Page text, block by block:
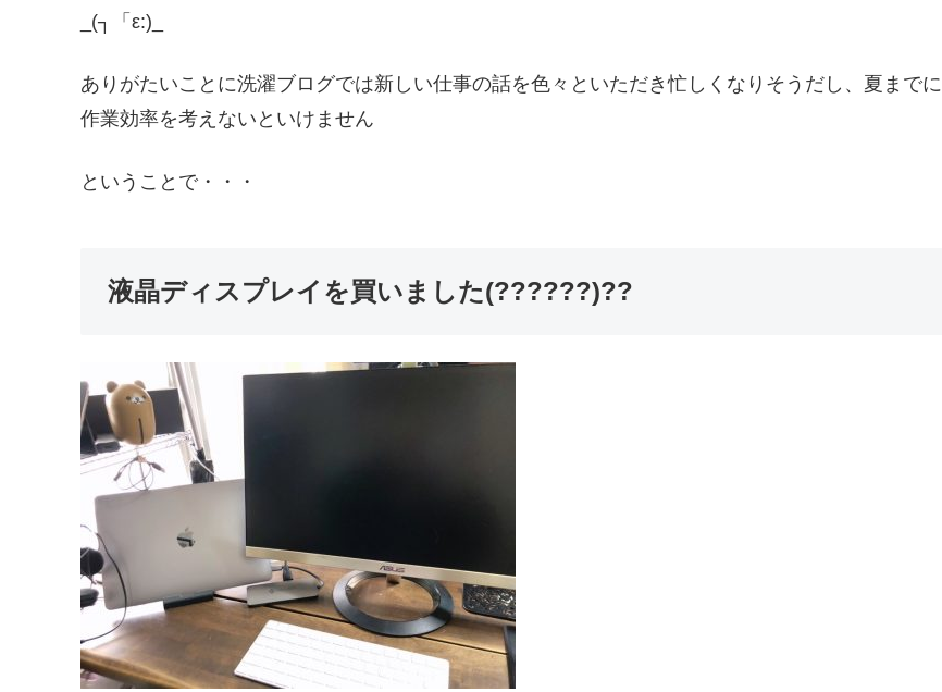
_(┐「ε:)_
ありがたいことに洗濯ブログでは新しい仕事の話を色々といただき忙しくなりそうだし、夏までに
作業効率を考えないといけません
ということで・・・
液晶ディスプレイを買いました(??????)??